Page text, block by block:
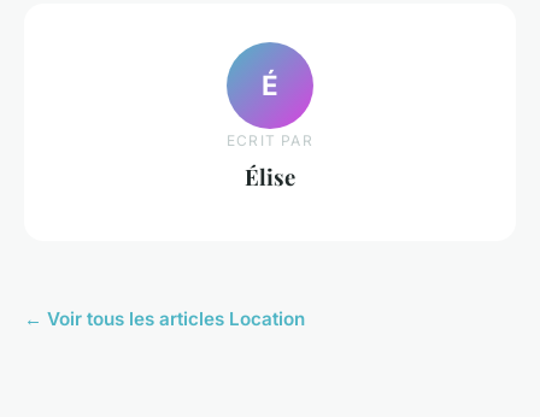
É
ECRIT PAR
Élise
← Voir tous les articles Location